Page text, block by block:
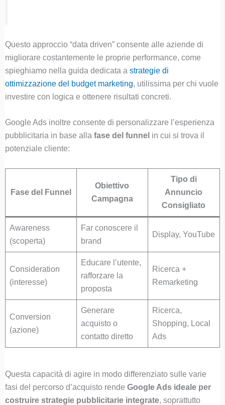
Questo approccio “data driven” consente alle aziende di
migliorare costantemente le proprie performance, come
spieghiamo nella guida dedicata a strategie di
ottimizzazione del budget marketing, utilissima per chi vuole
investire con logica e ottenere risultati concreti.
Google Ads inoltre consente di personalizzare l’esperienza
pubblicitaria in base alla fase del funnel in cui si trova il
potenziale cliente:
Fase del Funnel
Obiettivo
Campagna
Tipo di
Annuncio
Consigliato
Awareness
(scoperta)
Far conoscere il
brand
Display, YouTube
Consideration
(interesse)
Educare l’utente,
rafforzare la
proposta
Ricerca +
Remarketing
Conversion
(azione)
Generare
acquisto o
contatto diretto
Ricerca,
Shopping, Local
Ads
Questa capacità di agire in modo differenziato sulle varie
fasi del percorso d’acquisto rende Google Ads ideale per
costruire strategie pubblicitarie integrate, soprattutto